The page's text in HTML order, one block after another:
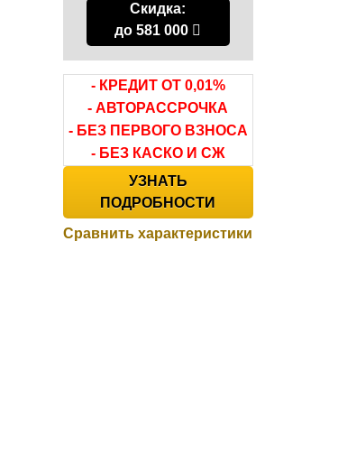
Скидка:
до 581 000
- КРЕДИТ ОТ 0,01%
- АВТОРАССРОЧКА
- БЕЗ ПЕРВОГО ВЗНОСА
- БЕЗ КАСКО И СЖ
УЗНАТЬ
ПОДРОБНОСТИ
Сравнить характеристики